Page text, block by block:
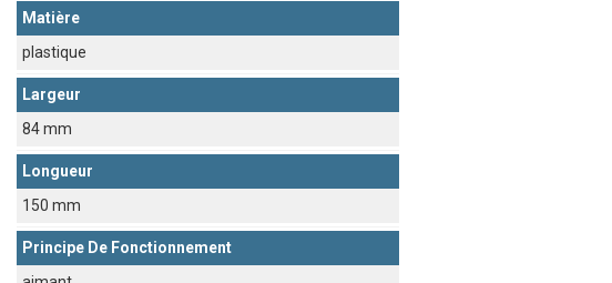
Matière
plastique
Largeur
84 mm
Longueur
150 mm
Principe De Fonctionnement